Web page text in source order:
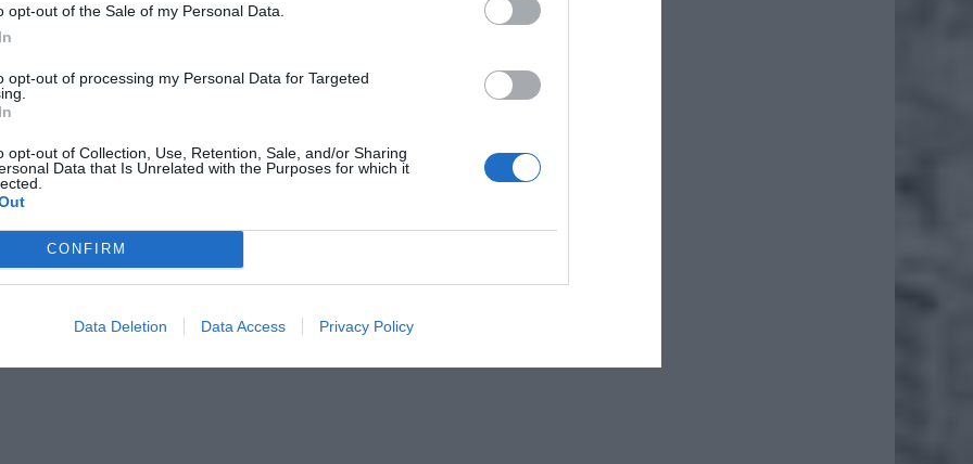
opt-out of the Sale of my Personal Data.
opt-out of processing my Personal Data for Targeted
opt-out of Collection, Use, Retention, Sale, and/or Sharing
Data that Is Unrelated with the Purposes for which it
CONFIRM
Data Deletion Data Access Privacy Policy
dla milionów polskich rodzin. ZUS wypłacił już 173 mln zł.
wciąż można składać
2026 12:56
otrzymało zgłoszenie od Barbary, która natrafiła na post na grupie
z rabatami sklepowymi. Kobieta jest wyczulona na takie konkursy z
kilka razy została oszukana.